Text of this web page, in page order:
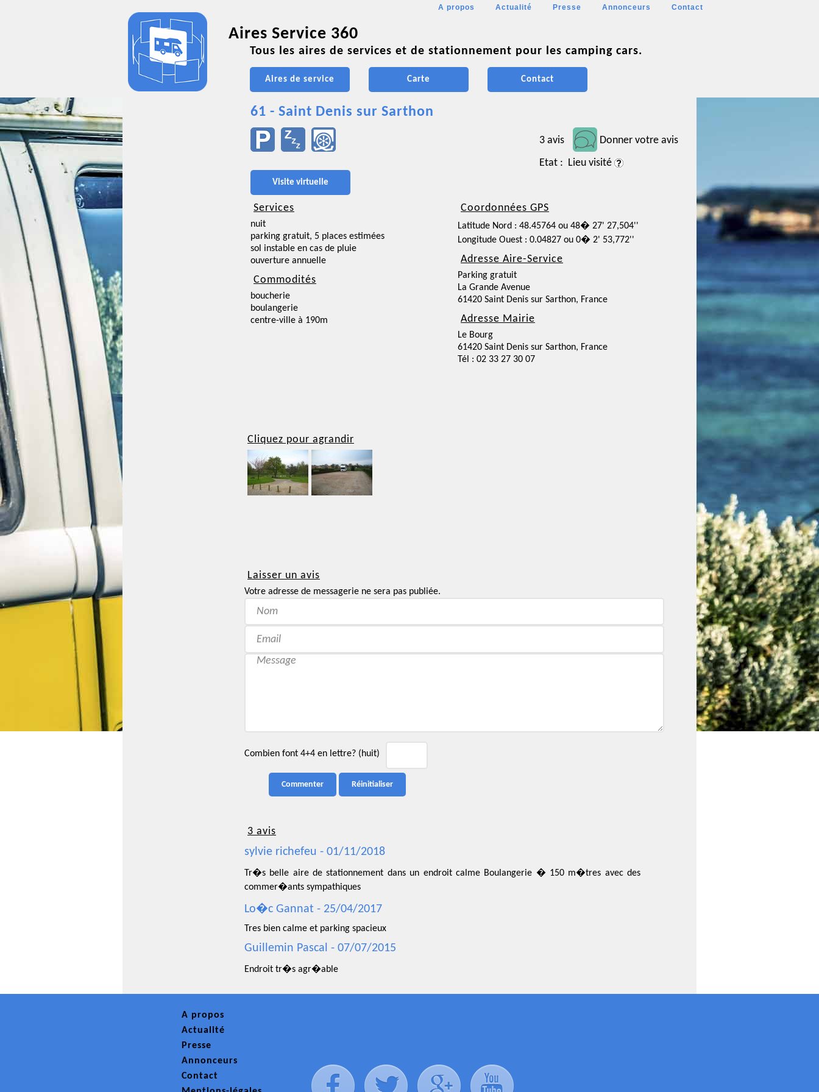
A propos Actualité Presse Annonceurs Contact
Aires Service 360
Tous les aires de services et de stationnement pour les camping cars.
Aires de service Carte Contact
61 - Saint Denis sur Sarthon
3 avis
Donner votre avis
Etat : Lieu visité
Visite virtuelle
Services
nuit
parking gratuit, 5 places estimées
sol instable en cas de pluie
ouverture annuelle
Commodités
boucherie
boulangerie
centre-ville à 190m
Coordonnées GPS
Latitude Nord : 48.45764 ou 48� 27' 27,504''
Longitude Ouest : 0.04827 ou 0� 2' 53,772''
Adresse Aire-Service
Parking gratuit
La Grande Avenue
61420 Saint Denis sur Sarthon, France
Adresse Mairie
Le Bourg
61420 Saint Denis sur Sarthon, France
Tél : 02 33 27 30 07
Cliquez pour agrandir
Laisser un avis
Votre adresse de messagerie ne sera pas publiée.
Combien font 4+4 en lettre? (huit)
3 avis
sylvie richefeu - 01/11/2018
Tr�s belle aire de stationnement dans un endroit calme Boulangerie � 150 m�tres avec des
commer�ants sympathiques
Lo�c Gannat - 25/04/2017
Tres bien calme et parking spacieux
Guillemin Pascal - 07/07/2015
Endroit tr�s agr�able
A propos
Actualité
Presse
Annonceurs
Contact